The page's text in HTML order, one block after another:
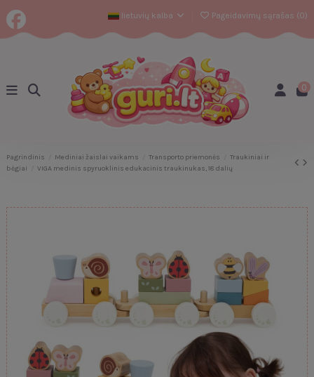
lietuvių kalba Pageidavimų sąrašas (0)
0
Pagrindinis Mediniai žaislai vaikams Transporto priemonės
Traukiniai ir
bėgiai
VIGA medinis spyruoklinis edukacinis traukinukas, 18 dalių